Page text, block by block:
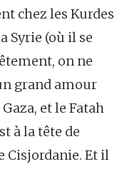
chez les Kurdes
Syrie (où il se
on ne
grand amour
et le Fatah
à la tête de
Cisjordanie. Et il